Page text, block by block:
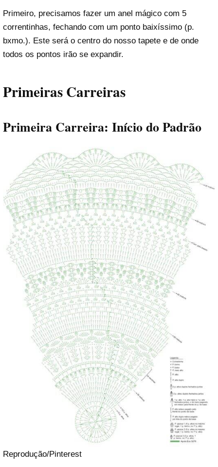
Primeiro, precisamos fazer um anel mágico com 5
correntinhas, fechando com um ponto baixíssimo (p.
bxmo.). Este será o centro do nosso tapete e de onde
todos os pontos irão se expandir.
Primeiras Carreiras
Primeira Carreira: Início do Padrão
Reprodução/Pinterest